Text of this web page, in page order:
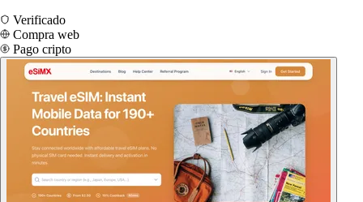
Verificado
Compra web
Pago cripto